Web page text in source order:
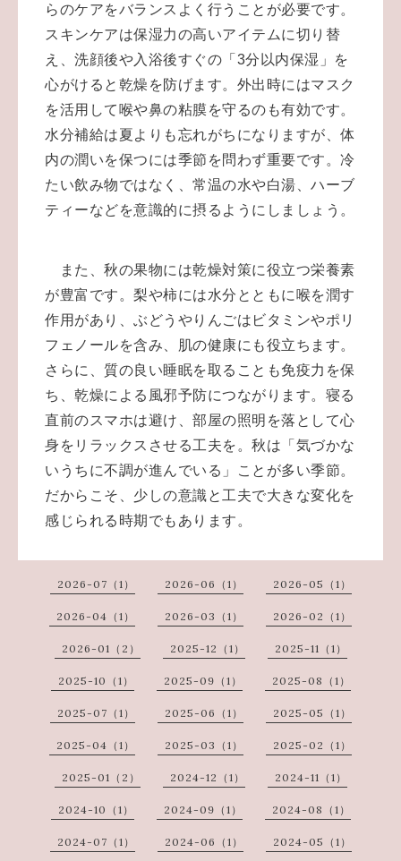
らのケアをバランスよく行うことが必要です。
スキンケアは保湿力の高いアイテムに切り替
え、洗顔後や入浴後すぐの「3分以内保湿」を
心がけると乾燥を防げます。外出時にはマスク
を活用して喉や鼻の粘膜を守るのも有効です。
水分補給は夏よりも忘れがちになりますが、体
内の潤いを保つには季節を問わず重要です。冷
たい飲み物ではなく、常温の水や白湯、ハーブ
ティーなどを意識的に摂るようにしましょう。
また、秋の果物には乾燥対策に役立つ栄養素
が豊富です。梨や柿には水分とともに喉を潤す
作用があり、ぶどうやりんごはビタミンやポリ
フェノールを含み、肌の健康にも役立ちます。
さらに、質の良い睡眠を取ることも免疫力を保
ち、乾燥による風邪予防につながります。寝る
直前のスマホは避け、部屋の照明を落として心
身をリラックスさせる工夫を。秋は「気づかな
いうちに不調が進んでいる」ことが多い季節。
だからこそ、少しの意識と工夫で大きな変化を
感じられる時期でもあります。
2026-07（1） 2026-06（1） 2026-05（1）
2026-04（1） 2026-03（1） 2026-02（1）
2026-01（2） 2025-12（1） 2025-11（1）
2025-10（1） 2025-09（1） 2025-08（1）
2025-07（1） 2025-06（1） 2025-05（1）
2025-04（1） 2025-03（1） 2025-02（1）
2025-01（2） 2024-12（1） 2024-11（1）
2024-10（1） 2024-09（1） 2024-08（1）
2024-07（1） 2024-06（1） 2024-05（1）